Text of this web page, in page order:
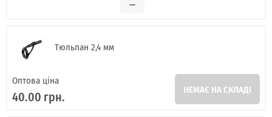
Тюльпан 2,4 мм
Оптова ціна
40.00 грн. НЕМАЄ НА СКЛАДІ